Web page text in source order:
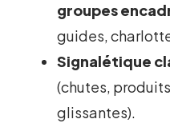
groupes
guides,
Signalétique
(chutes,
glissantes).